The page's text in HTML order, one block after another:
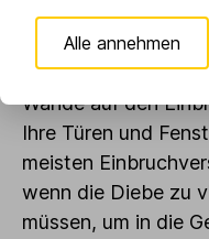
Jedes Jahr zu
Einbruch darauf
Wände auf den
Ihre Türen und
meisten
wenn die Diebe zu
müssen, um in die
Alle annehmen